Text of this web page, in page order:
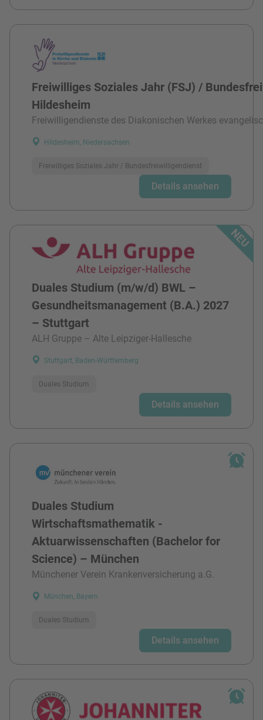
Freiwilliges Soziales Jahr (FSJ) /
Hildesheim
Freiwilligendienste des Diakonischen Werkes
Hildesheim, Niedersachsen
Freiwilliges Soziales Jahr / Bundesfreiwilligendienst
Details ansehen
Duales Studium (m/w/d) BWL –
Gesundheitsmanagement (B.A.) 2027
– Stuttgart
ALH Gruppe – Alte Leipziger-Hallesche
Stuttgart, Baden-Württemberg
Duales Studium
Details ansehen
Duales Studium
Wirtschaftsmathematik -
Aktuarwissenschaften (Bachelor for
Science) – München
Münchener Verein Krankenversicherung a.G.
München, Bayern
Duales Studium
Details ansehen